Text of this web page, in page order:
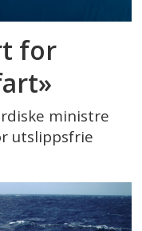
for
ministre
utslippsfrie